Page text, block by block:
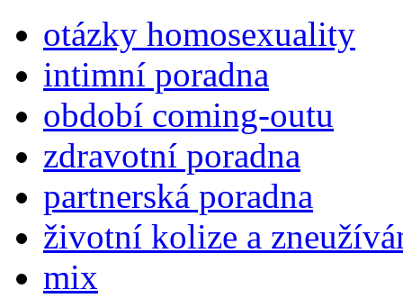
otázky homosexuality
intimní poradna
období coming-outu
zdravotní poradna
partnerská poradna
životní kolize a
mix